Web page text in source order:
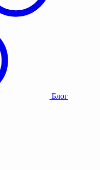
Блог